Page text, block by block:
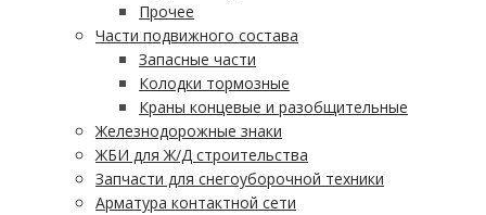
Прочее
Части подвижного состава
Запасные части
Колодки тормозные
Краны концевые и разобщительные
Железнодорожные знаки
ЖБИ для Ж/Д строительства
Запчасти для снегоуборочной техники
Арматура контактной сети